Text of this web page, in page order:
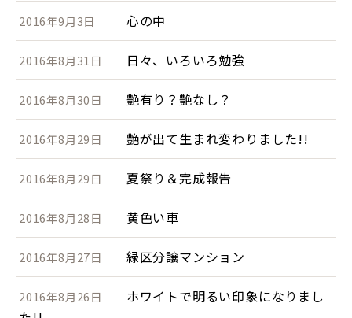
2016年9月3日 心の中
2016年8月31日 日々、いろいろ勉強
2016年8月30日 艶有り？艶なし？
2016年8月29日 艶が出て生まれ変わりました!!
2016年8月29日 夏祭り＆完成報告
2016年8月28日 黄色い車
2016年8月27日 緑区分譲マンション
2016年8月26日
ホワイトで明るい印象になりまし